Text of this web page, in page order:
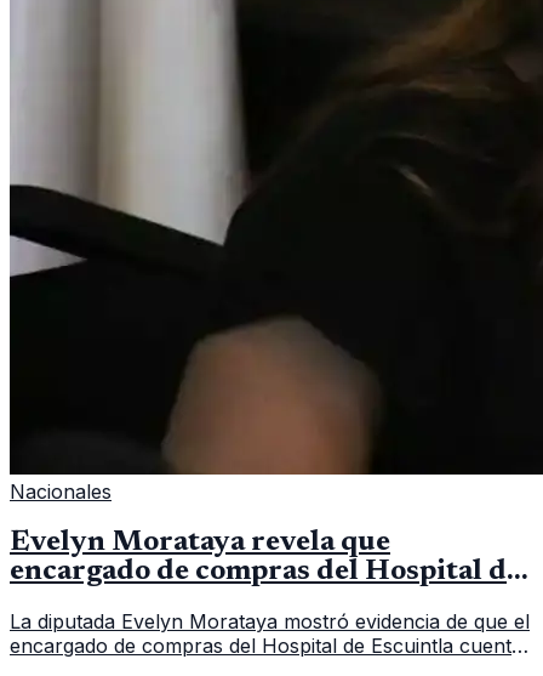
Nacionales
Evelyn Morataya revela que
encargado de compras del Hospital de
La diputada Evelyn Morataya mostró evidencia de que el
encargado de compras del Hospital de Escuintla cuenta